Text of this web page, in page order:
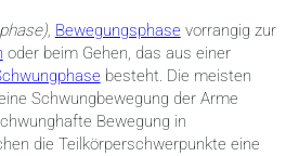
Bewegungsphase vorrangig zur
oder beim Gehen, das aus einer
besteht. Die meisten
Schwungbewegung der Arme
Bewegung in
die Teilkörperschwerpunkte eine